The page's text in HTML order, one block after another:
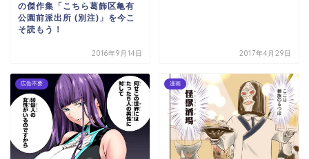
の傑作集「こちら葛飾区亀有
公園前派出所 (別注)」を今こ
そ読もう！
2016年9月14日 2017年4月29日
広告不要 漫画